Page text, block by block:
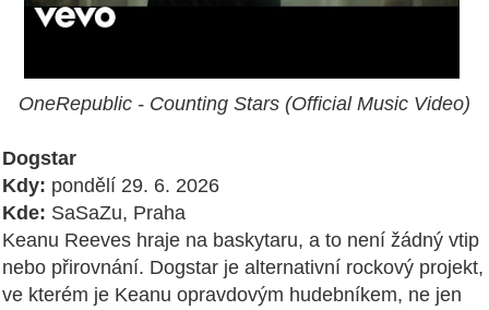
OneRepublic - Counting Stars (Official Music Video)
Dogstar
Kdy: pondělí 29. 6. 2026
Kde: SaSaZu, Praha
Keanu Reeves hraje na baskytaru, a to není žádný vtip
nebo přirovnání. Dogstar je alternativní rockový projekt,
ve kterém je Keanu opravdovým hudebníkem, ne jen